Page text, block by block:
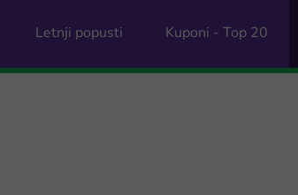
Letnji popusti Kuponi - Top 20